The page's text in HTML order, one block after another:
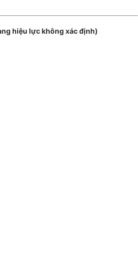
hiệu lực không xác định)